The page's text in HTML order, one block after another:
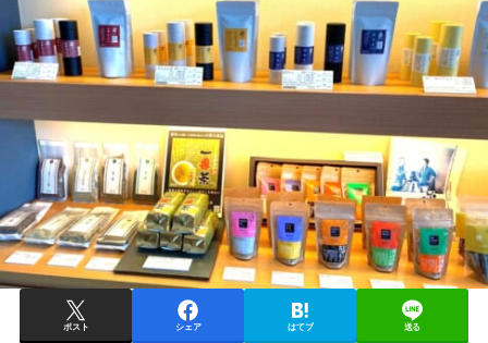
ポスト シェア はてブ 送る